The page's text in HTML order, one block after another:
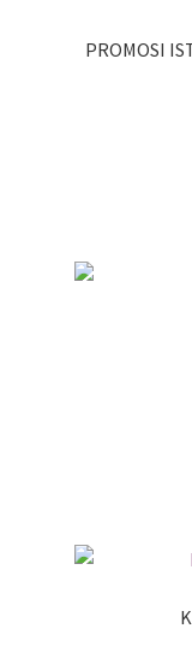
PROMOSI